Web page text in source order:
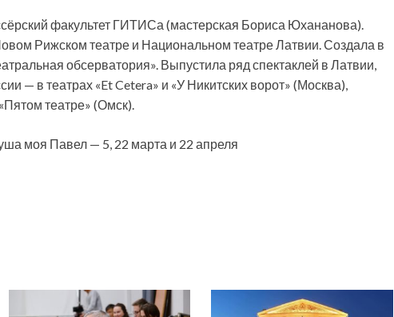
факультет ГИТИСа (мастерская Бориса Юхананова).
Рижском театре и Национальном театре Латвии. Создала в
обсерватория». Выпустила ряд спектаклей в Латвии,
— в театрах «Et Cetera» и «У Никитских ворот» (Москва),
театре» (Омск).
моя Павел — 5, 22 марта и 22 апреля